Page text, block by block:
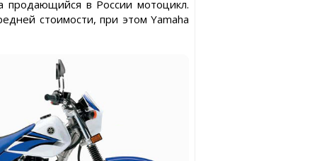
продающийся в России мотоцикл.
стоимости, при этом Yamaha